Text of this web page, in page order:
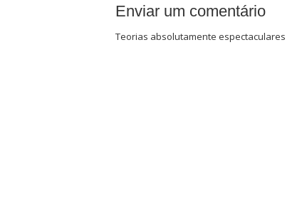
Enviar um comentário
Teorias absolutamente espectaculares